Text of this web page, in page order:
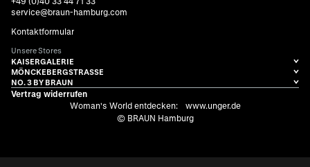
service@braun-hamburg.com
Kontaktformular
Unsere Stores
KAISERGALERIE
MÖNCKEBERGSTRASSE
NO. 3 BY BRAUN
Vertrag widerrufen
Woman's World entdecken:
www.unger.de
© BRAUN Hamburg